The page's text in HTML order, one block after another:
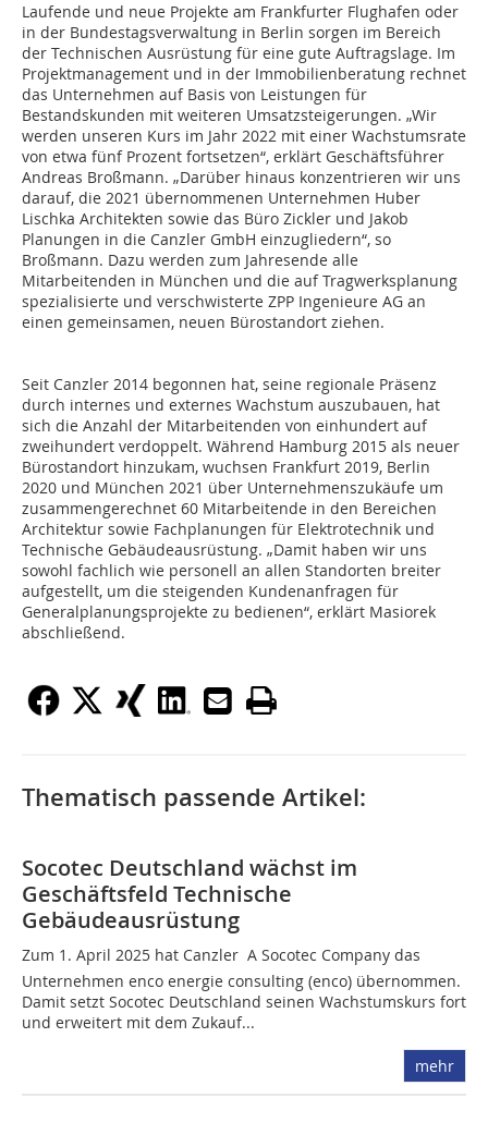
Laufende und neue Projekte am Frankfurter Flughafen oder
in der Bundestagsverwaltung in Berlin sorgen im Bereich
der Technischen Ausrüstung für eine gute Auftragslage. Im
Projektmanagement und in der Immobilienberatung rechnet
das Unternehmen auf Basis von Leistungen für
Bestandskunden mit weiteren Umsatzsteigerungen. „Wir
werden unseren Kurs im Jahr 2022 mit einer Wachstumsrate
von etwa fünf Prozent fortsetzen“, erklärt Geschäftsführer
Andreas Broßmann. „Darüber hinaus konzentrieren wir uns
darauf, die 2021 übernommenen Unternehmen Huber
Lischka Architekten sowie das Büro Zickler und Jakob
Planungen in die Canzler GmbH einzugliedern“, so
Broßmann. Dazu werden zum Jahresende alle
Mitarbeitenden in München und die auf Tragwerksplanung
spezialisierte und verschwisterte ZPP Ingenieure AG an
einen gemeinsamen, neuen Bürostandort ziehen.
Seit Canzler 2014 begonnen hat, seine regionale Präsenz
durch internes und externes Wachstum auszubauen, hat
sich die Anzahl der Mitarbeitenden von einhundert auf
zweihundert verdoppelt. Während Hamburg 2015 als neuer
Bürostandort hinzukam, wuchsen Frankfurt 2019, Berlin
2020 und München 2021 über Unternehmenszukäufe um
zusammengerechnet 60 Mitarbeitende in den Bereichen
Architektur sowie Fachplanungen für Elektrotechnik und
Technische Gebäudeausrüstung. „Damit haben wir uns
sowohl fachlich wie personell an allen Standorten breiter
aufgestellt, um die steigenden Kundenanfragen für
Generalplanungsprojekte zu bedienen“, erklärt Masiorek
abschließend.
Thematisch passende Artikel:
Socotec Deutschland wächst im
Geschäftsfeld Technische
Gebäudeausrüstung
Zum 1. April 2025 hat Canzler  A Socotec Company das
Unternehmen enco energie consulting (enco) übernommen.
Damit setzt Socotec Deutschland seinen Wachstumskurs fort
und erweitert mit dem Zukauf...
mehr